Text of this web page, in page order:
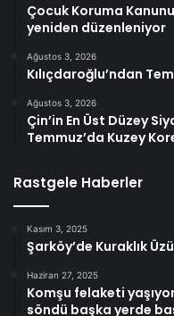
Çocuk Koruma
yeniden düzenleniyor
Ağustos 3, 2026
Kılıçdaroğlu’ndan
Ağustos 3, 2026
Çin’in En Üst Düzey
Temmuz’da Kuzey
Rastgele Haberler
Kasım 3, 2025
Şarköy’de Kuraklık
Haziran 27, 2025
Komşu felaketi
söndü başka yerde